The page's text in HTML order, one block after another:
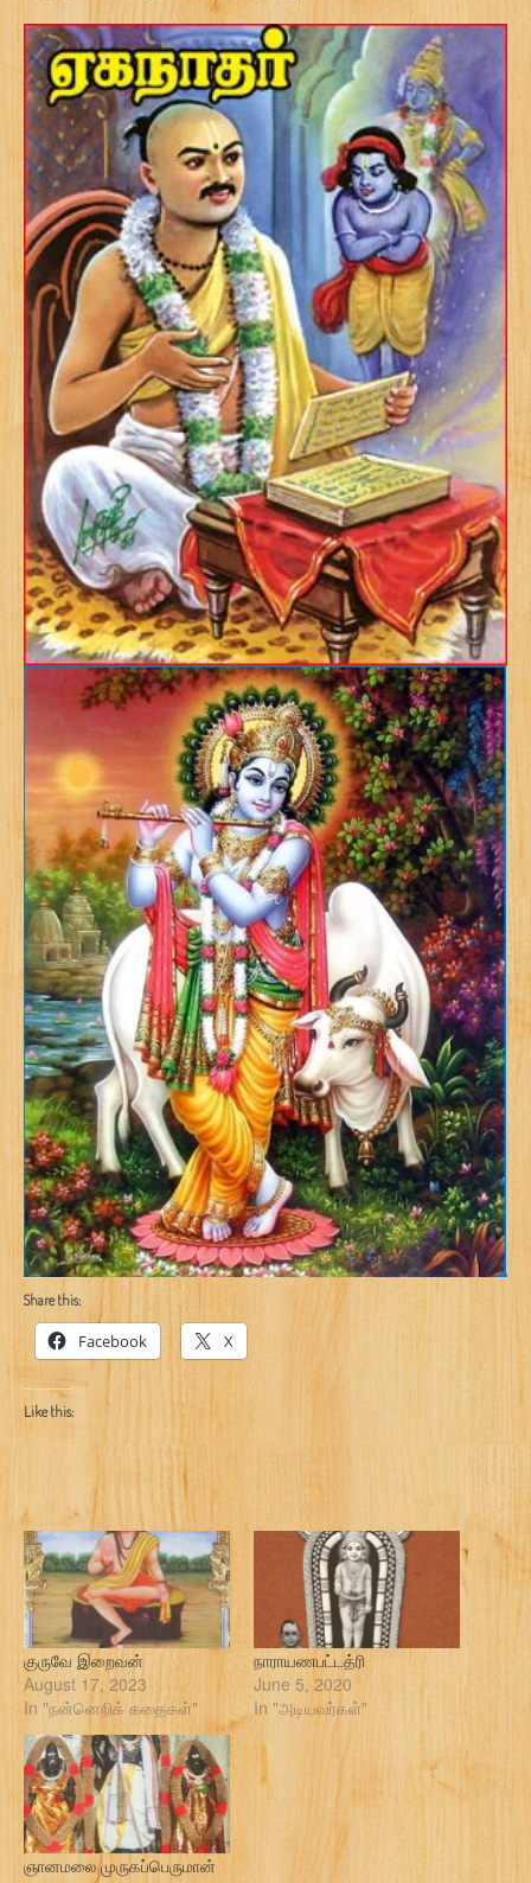
Share this:
Facebook X
Like this:
குருவே இறைவன்
August 17, 2023
In "நன்னெறிக் கதைகள்"
நாராயணபட்டத்ரி
June 5, 2020
In "அடியவர்கள்"
ஞானமலை முருகப்பெருமான்